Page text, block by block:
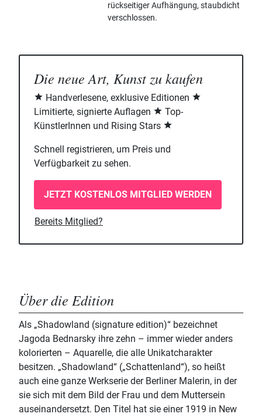
rückseitiger Aufhängung, staubdicht
verschlossen.
Die neue Art, Kunst zu kaufen
Handverlesene, exklusive Editionen
Limitierte, signierte Auflagen
Top-
KünstlerInnen und Rising Stars
Schnell registrieren, um Preis und
Verfügbarkeit zu sehen.
JETZT KOSTENLOS MITGLIED WERDEN
Bereits Mitglied?
Über die Edition
Als „Shadowland (signature edition)“ bezeichnet
Jagoda Bednarsky ihre zehn – immer wieder anders
kolorierten – Aquarelle, die alle Unikatcharakter
besitzen. „Shadowland“ („Schattenland“), so heißt
auch eine ganze Werkserie der Berliner Malerin, in der
sie sich mit dem Bild der Frau und dem Muttersein
auseinandersetzt. Den Titel hat sie einer 1919 in New